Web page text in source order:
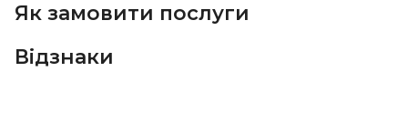
Як замовити послуги
Відзнаки